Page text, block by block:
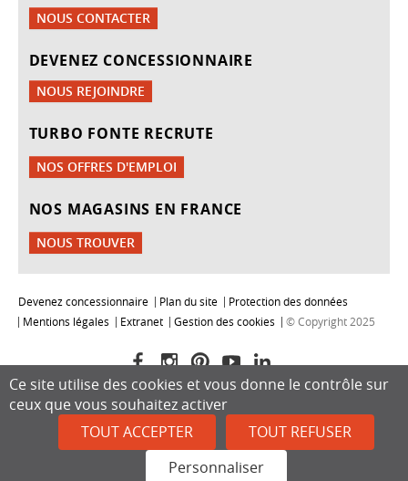
NOUS CONTACTER
DEVENEZ CONCESSIONNAIRE
NOUS REJOINDRE
TURBO FONTE RECRUTE
NOS OFFRES D'EMPLOI
NOS MAGASINS EN FRANCE
NOUS TROUVER
Devenez concessionnaire Plan du site
Protection des données
Mentions légales
Extranet Gestion des cookies © Copyright 2025
Ce site utilise des cookies et vous donne le contrôle sur
ceux que vous souhaitez activer
TOUT ACCEPTER
TOUT REFUSER
Personnaliser